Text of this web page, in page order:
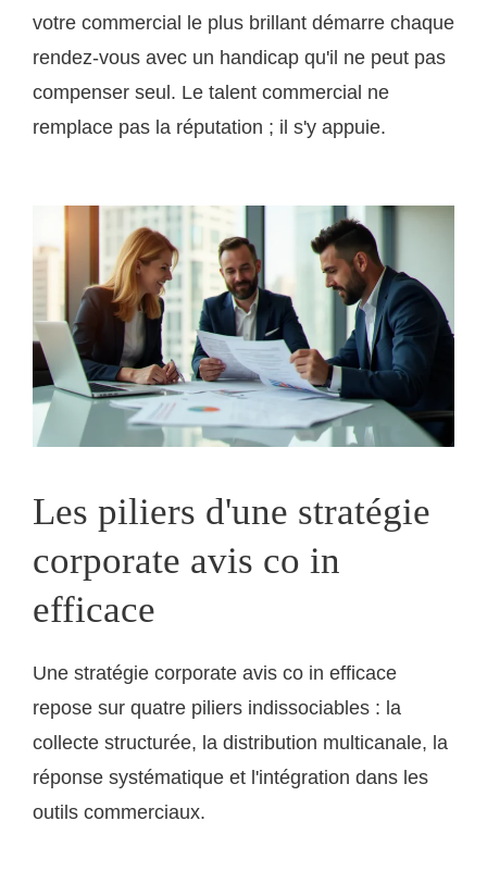
votre commercial le plus brillant démarre chaque
rendez-vous avec un handicap qu'il ne peut pas
compenser seul. Le talent commercial ne
remplace pas la réputation ; il s'y appuie.
Les piliers d'une stratégie
corporate avis co in
efficace
Une stratégie corporate avis co in efficace
repose sur quatre piliers indissociables : la
collecte structurée, la distribution multicanale, la
réponse systématique et l'intégration dans les
outils commerciaux.